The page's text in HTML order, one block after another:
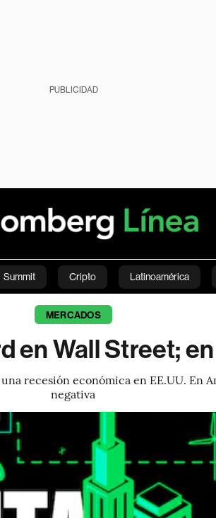
PUBLICIDAD
Summit Cripto Latinoamérica
Estilo de vida
MERCADOS
en Wall Street;
recesión económica en EE.UU. En
negativa